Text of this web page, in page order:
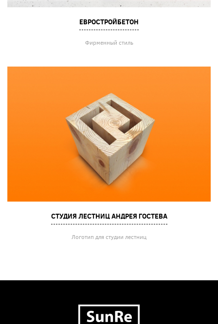
ЕВРОСТРОЙБЕТОН
Фирменный стиль
СТУДИЯ ЛЕСТНИЦ АНДРЕЯ ГОСТЕВА
Логотип для студии лестниц